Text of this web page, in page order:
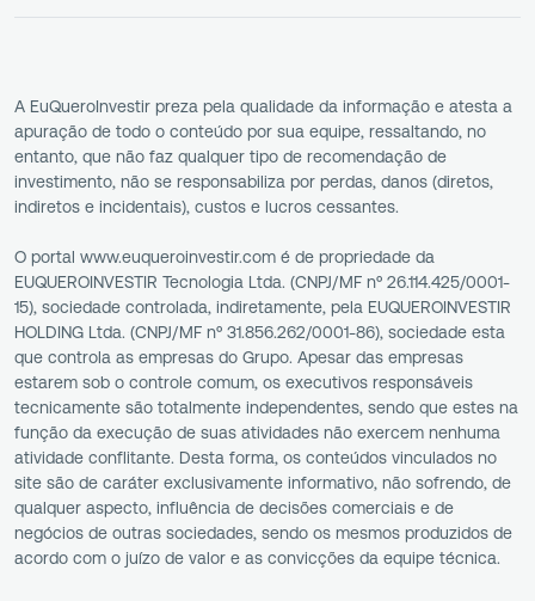
A EuQueroInvestir preza pela qualidade da informação e atesta a
apuração de todo o conteúdo por sua equipe, ressaltando, no
entanto, que não faz qualquer tipo de recomendação de
investimento, não se responsabiliza por perdas, danos (diretos,
indiretos e incidentais), custos e lucros cessantes.
O portal www.euqueroinvestir.com é de propriedade da
EUQUEROINVESTIR Tecnologia Ltda. (CNPJ/MF nº 26.114.425/0001-
15), sociedade controlada, indiretamente, pela EUQUEROINVESTIR
HOLDING Ltda. (CNPJ/MF nº 31.856.262/0001-86), sociedade esta
que controla as empresas do Grupo. Apesar das empresas
estarem sob o controle comum, os executivos responsáveis
tecnicamente são totalmente independentes, sendo que estes na
função da execução de suas atividades não exercem nenhuma
atividade conflitante. Desta forma, os conteúdos vinculados no
site são de caráter exclusivamente informativo, não sofrendo, de
qualquer aspecto, influência de decisões comerciais e de
negócios de outras sociedades, sendo os mesmos produzidos de
acordo com o juízo de valor e as convicções da equipe técnica.